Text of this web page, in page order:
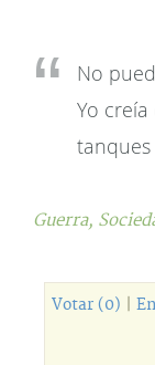
No
Yo
tanques
Guerra,
Votar (0)